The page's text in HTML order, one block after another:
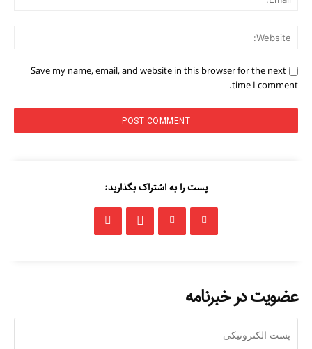
Save my name, email, and website in this browser for the next
time I comment.
پست را به اشتراک بگذارید:
عضویت در خبرنامه